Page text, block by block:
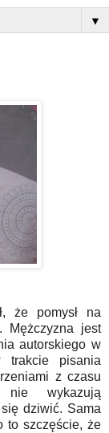
▼
że pomysł na
Mężczyzna jest
autorskiego w
trakcie pisania
z czasu
nie wykazują
dziwić. Sama
to szczęście, że